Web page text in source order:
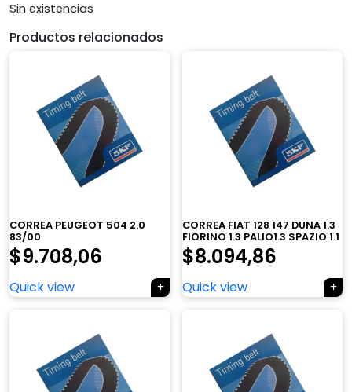
Sin existencias
Productos relacionados
CORREA PEUGEOT 504 2.0
83/00
$9.708,06
Quick view
CORREA FIAT 128 147 DUNA 1.3
FIORINO 1.3 PALIO1.3 SPAZIO 1.1
$8.094,86
Quick view